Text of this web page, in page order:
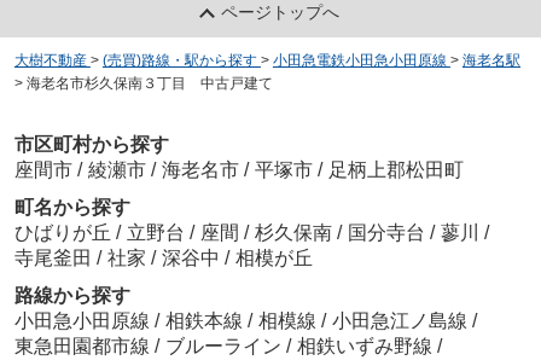
ページトップへ
大樹不動産 > (売買)路線・駅から探す > 小田急電鉄小田急小田原線 > 海老名駅
> 海老名市杉久保南３丁目 中古戸建て
市区町村から探す
座間市 / 綾瀬市 / 海老名市 / 平塚市 / 足柄上郡松田町
町名から探す
ひばりが丘 / 立野台 / 座間 / 杉久保南 / 国分寺台 / 蓼川 /
寺尾釜田 / 社家 / 深谷中 / 相模が丘
路線から探す
小田急小田原線 / 相鉄本線 / 相模線 / 小田急江ノ島線 /
東急田園都市線 / ブルーライン / 相鉄いずみ野線 /